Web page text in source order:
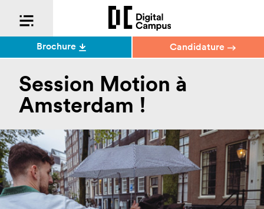
Session Motion à
Amsterdam !
Brochure Candidature